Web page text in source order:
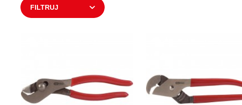
FILTRUJ